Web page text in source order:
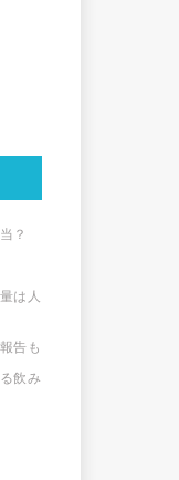
？
は人
告も
飲み